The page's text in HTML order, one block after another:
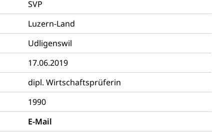
SVP
Luzern-Land
Udligenswil
17.06.2019
dipl. Wirtschaftsprüferin
1990
E-Mail
Dienstverweigerer, Militärdienstverweigerung,
Betriebe, Alarmierung, Sirenentest